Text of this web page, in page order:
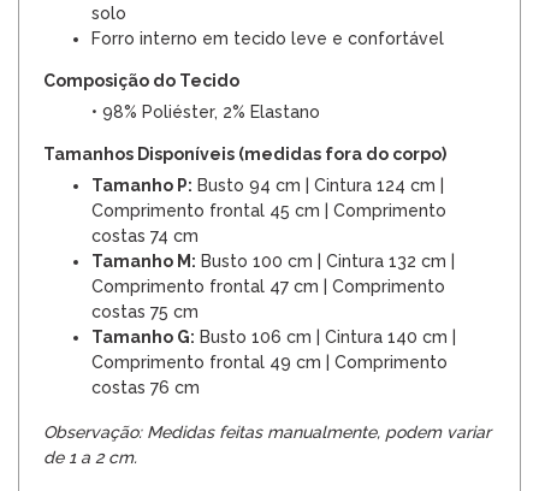
solo
Forro interno em tecido leve e confortável
Composição do Tecido
• 98% Poliéster, 2% Elastano
Tamanhos Disponíveis (medidas fora do corpo)
Tamanho P: Busto 94 cm | Cintura 124 cm |
Comprimento frontal 45 cm | Comprimento
costas 74 cm
Tamanho M: Busto 100 cm | Cintura 132 cm |
Comprimento frontal 47 cm | Comprimento
costas 75 cm
Tamanho G: Busto 106 cm | Cintura 140 cm |
Comprimento frontal 49 cm | Comprimento
costas 76 cm
Observação: Medidas feitas manualmente, podem variar
de 1 a 2 cm.